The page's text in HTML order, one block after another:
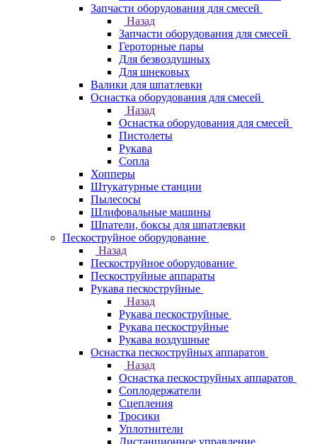
Запчасти оборудования для смесей
Назад
Запчасти оборудования для смесей
Героторные пары
Для безвоздушных
Для шнековых
Валики для шпатлевки
Оснастка оборудования для смесей
Назад
Оснастка оборудования для смесей
Пистолеты
Рукава
Сопла
Хопперы
Штукатурные станции
Пылесосы
Шлифовальные машины
Шпатели, боксы для шпатлевки
Пескоструйное оборудование
Назад
Пескоструйное оборудование
Пескоструйные аппараты
Рукава пескоструйные
Назад
Рукава пескоструйные
Рукава пескоструйные
Рукава воздушные
Оснастка пескоструйных аппаратов
Назад
Оснастка пескоструйных аппаратов
Соплодержатели
Сцепления
Тросики
Уплотнители
Дистанционное управление